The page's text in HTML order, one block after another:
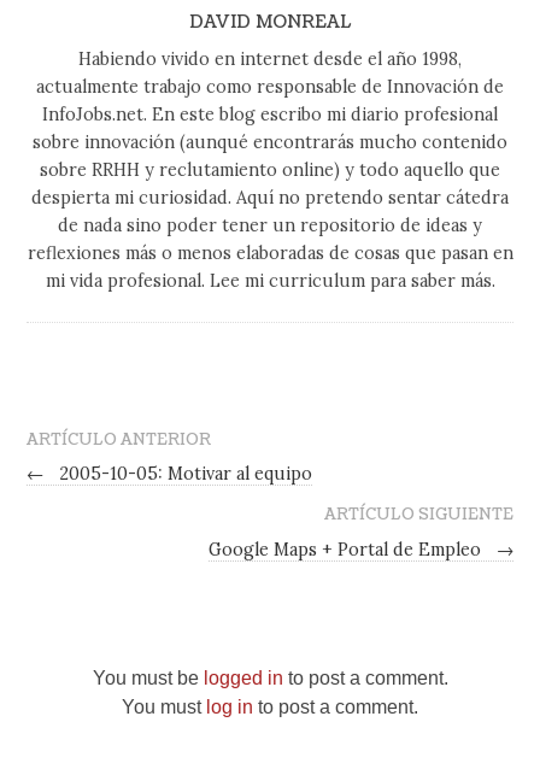
DAVID MONREAL
Habiendo vivido en internet desde el año 1998,
actualmente trabajo como responsable de Innovación de
InfoJobs.net. En este blog escribo mi diario profesional
sobre innovación (aunqué encontrarás mucho contenido
sobre RRHH y reclutamiento online) y todo aquello que
despierta mi curiosidad. Aquí no pretendo sentar cátedra
de nada sino poder tener un repositorio de ideas y
reflexiones más o menos elaboradas de cosas que pasan en
mi vida profesional. Lee mi curriculum para saber más.
ARTÍCULO ANTERIOR
←
2005-10-05: Motivar al equipo
ARTÍCULO SIGUIENTE
Google Maps + Portal de Empleo
→
You must be logged in to post a comment.
You must log in to post a comment.